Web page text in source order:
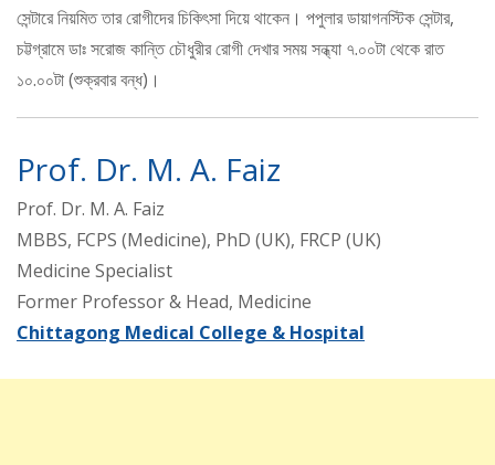
সেন্টারে নিয়মিত তার রোগীদের চিকিৎসা দিয়ে থাকেন। পপুলার ডায়াগনস্টিক সেন্টার,
চট্টগ্রামে ডাঃ সরোজ কান্তি চৌধুরীর রোগী দেখার সময় সন্ধ্যা ৭.০০টা থেকে রাত
১০.০০টা (শুক্রবার বন্ধ)।
Prof. Dr. M. A. Faiz
Prof. Dr. M. A. Faiz
MBBS, FCPS (Medicine), PhD (UK), FRCP (UK)
Medicine Specialist
Former Professor & Head, Medicine
Chittagong Medical College & Hospital